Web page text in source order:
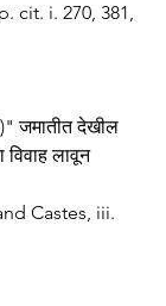
cit. i. 270, 381,
जमातीत देखील
विवाह लावून
Castes, iii.